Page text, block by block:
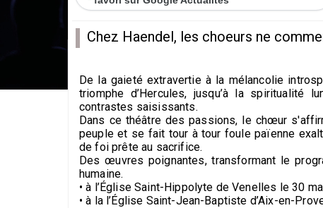
Chez Haendel, les choeurs ne
De la gaieté extravertie à la mélancolie
triomphe d’Hercules, jusqu’à la spiritualité
contrastes saisissants.
Dans ce théâtre des passions, le chœur
peuple et se fait tour à tour foule païenne
de foi prête au sacrifice.
Des œuvres poignantes, transformant le
humaine.
• à l’Église Saint-Hippolyte de Venelles le 30
• à la l’Église Saint-Jean-Baptiste d’Aix-en-